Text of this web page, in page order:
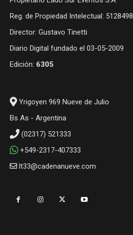
Reg. de Propiedad Intelectual: 5128498
Director: Gustavo Tinetti
Diario Digital fundado el 03-05-2009
Edición: 6305
Yrigoyen 969 Nueve de Julio
Bs As - Argentina
(02317) 521333
+549-2317-407333
lt33@cadenanueve.com